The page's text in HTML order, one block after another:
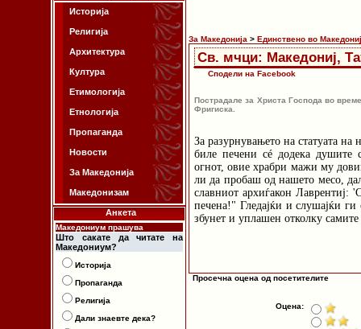
Историја
Религија
Архитектура
Култура
Етимологија
Етнологија
Пропаганда
Новости
За Македонија
Македонизам
Анкета
Македониум прашува
Што сакате да читате на
Македониум?
Историја
Пропаганда
Религија
Дали знаевте дека?
За Македонија > Единствено во
Св. мчци: Македониј,
Сподели на Facebook
Пострадале за Христа Господа во
Фригиска.
За разурнувањето на статуата на
биле печени сé додека душите
огнот, овие храбри мажи му
ли да пробаш од нашето месо,
славниот архиѓакон Лаврентиј:
печена!" Гледајќи и слушајќи
збунет и уплашен отколку самите
Просечна оцена од посетителите
Оцена: